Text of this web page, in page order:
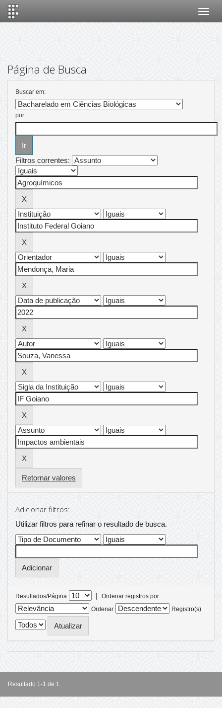
Página de Busca
Buscar em:
por
Filtros correntes:
Retornar valores
Adicionar filtros:
Utilizar filtros para refinar o resultado de busca.
Resultados/Página |
Ordenar registros por
Ordenar
Registro(s)
Resultado 1-1 de 1.